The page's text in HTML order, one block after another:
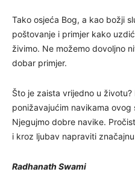
Tako osjeća Bog, a kao božji
poštovanje i primjer kako
živimo. Ne možemo dovoljno
dobar primjer.
Što je zaista vrijedno u
ponižavajućim navikama
Njegujmo dobre navike.
i kroz ljubav napraviti
Radhanath Swami